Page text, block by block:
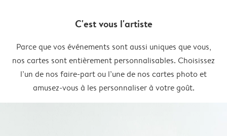
C'est vous l'artiste
Parce que vos événements sont aussi uniques que vous,
nos cartes sont entièrement personnalisables. Choisissez
l’un de nos faire-part ou l’une de nos cartes photo et
amusez-vous à les personnaliser à votre goût.